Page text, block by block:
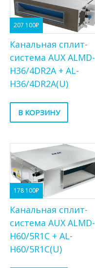
207 100₽
Канальная сплит-
система AUX ALMD-
H36/4DR2A + AL-
H36/4DR2A(U)
В КОРЗИНУ
178 100₽
Канальная сплит-
система AUX ALMD-
H60/5R1C + AL-
H60/5R1C(U)